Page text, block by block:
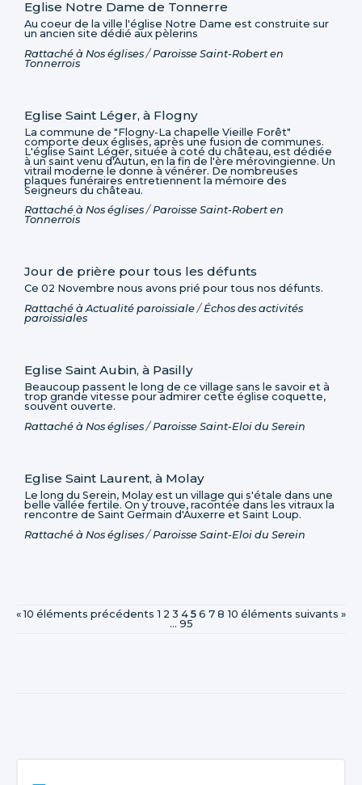
Eglise Notre Dame de Tonnerre
Au coeur de la ville l'église Notre Dame est construite sur
un ancien site dédié aux pèlerins
Rattaché à Nos églises / Paroisse Saint-Robert en
Tonnerrois
Eglise Saint Léger, à Flogny
La commune de "Flogny-La chapelle Vieille Forêt"
comporte deux églises, après une fusion de communes.
L'église Saint Léger, située à coté du château, est dédiée
à un saint venu d'Autun, en la fin de l'ère mérovingienne. Un
vitrail moderne le donne à vénérer. De nombreuses
plaques funéraires entretiennent la mémoire des
Seigneurs du château.
Rattaché à Nos églises /Paroisse Saint-Robert en
Tonnerrois
Jour de prière pour tous les défunts
Ce 02 Novembre nous avons prié pour tous nos défunts.
Rattaché à Actualité paroissiale /Échos des activités
paroissiales
Eglise Saint Aubin, à Pasilly
Beaucoup passent le long de ce village sans le savoir et à
trop grande vitesse pour admirer cette église coquette,
souvent ouverte.
Rattaché à Nos églises / Paroisse Saint-Eloi du Serein
Eglise Saint Laurent, à Molay
Le long du Serein, Molay est un village qui s'étale dans une
belle vallée fertile. On y trouve, racontée dans les vitraux la
rencontre de Saint Germain d'Auxerre et Saint Loup.
Rattaché à Nos églises / Paroisse Saint-Eloi du Serein
« 10 éléments précédents 10 éléments suivants »
1 2 3 4 5 6 7 8
... 95